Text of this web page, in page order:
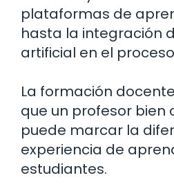
plataformas de
hasta la integración
artificial en el
La formación
que un profesor bien
puede marcar la
experiencia de
estudiantes.